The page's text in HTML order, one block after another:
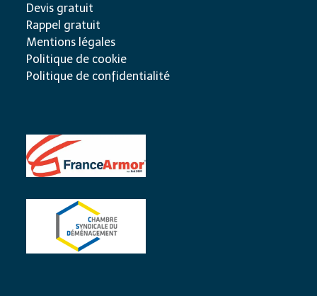
Devis gratuit
Rappel gratuit
Mentions légales
Politique de cookie
Politique de confidentialité